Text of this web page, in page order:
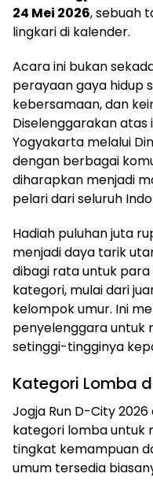
24 Mei 2026, sebuah
lingkari di kalender.
Acara ini bukan
perayaan gaya hidup
kebersamaan, dan
Diselenggarakan atas
Yogyakarta melalui
dengan berbagai
diharapkan menjadi
pelari dari seluruh
Hadiah puluhan juta
menjadi daya tarik
dibagi rata untuk
kategori, mulai dari
kelompok umur. Ini
penyelenggara untuk
setinggi-tingginya
Kategori Lomba
Jogja Run D-City
kategori lomba untuk
tingkat kemampuan
umum tersedia